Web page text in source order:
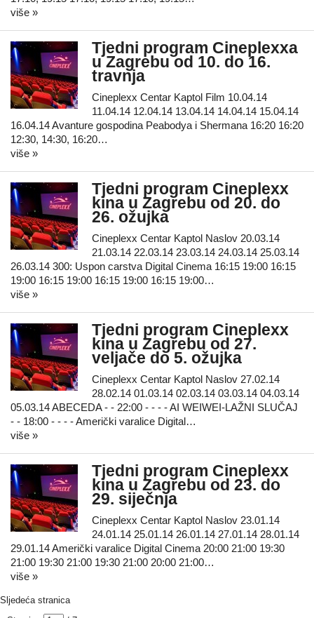
više »
Tjedni program Cineplexxa
u Zagrebu od 10. do 16.
travnja
Cineplexx Centar Kaptol Film 10.04.14
11.04.14 12.04.14 13.04.14 14.04.14 15.04.14
16.04.14 Avanture gospodina Peabodya i Shermana 16:20 16:20
12:30, 14:30, 16:20…
više »
Tjedni program Cineplexx
kina u Zagrebu od 20. do
26. ožujka
Cineplexx Centar Kaptol Naslov 20.03.14
21.03.14 22.03.14 23.03.14 24.03.14 25.03.14
26.03.14 300: Uspon carstva Digital Cinema 16:15 19:00 16:15
19:00 16:15 19:00 16:15 19:00 16:15 19:00…
više »
Tjedni program Cineplexx
kina u Zagrebu od 27.
veljače do 5. ožujka
Cineplexx Centar Kaptol Naslov 27.02.14
28.02.14 01.03.14 02.03.14 03.03.14 04.03.14
05.03.14 ABECEDA - - 22:00 - - - - AI WEIWEI-LAŽNI SLUČAJ
- - 18:00 - - - - Američki varalice Digital…
više »
Tjedni program Cineplexx
kina u Zagrebu od 23. do
29. siječnja
Cineplexx Centar Kaptol Naslov 23.01.14
24.01.14 25.01.14 26.01.14 27.01.14 28.01.14
29.01.14 Američki varalice Digital Cinema 20:00 21:00 19:30
21:00 19:30 21:00 19:30 21:00 20:00 21:00…
više »
Sljedeća stranica